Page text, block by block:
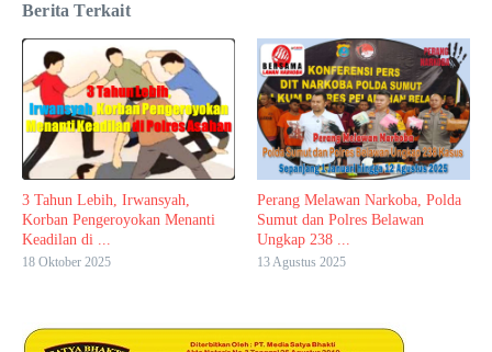
Berita Terkait
3 Tahun Lebih, Irwansyah,
Korban Pengeroyokan Menanti
Keadilan di ...
18 Oktober 2025
Perang Melawan Narkoba, Polda
Sumut dan Polres Belawan
Ungkap 238 ...
13 Agustus 2025